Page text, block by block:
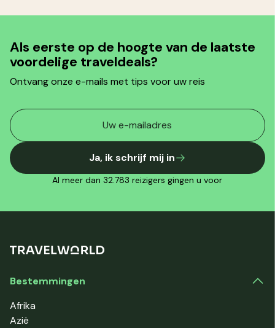
zonder onverwachte extra's. Niet voor niets is
Als eerste op de hoogte van de laatste
voordelige traveldeals?
Ontvang onze e-mails met tips voor uw reis
Ja, ik schrijf mij in
Al meer dan 32.783 reizigers gingen u voor
Bestemmingen
Afrika
Azië